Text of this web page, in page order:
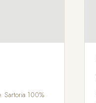
Sartoria 100%